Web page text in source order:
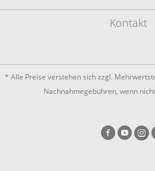
Kontakt
* Alle Preise verstehen sich zzgl.
Nachnahmegebühren, wenn